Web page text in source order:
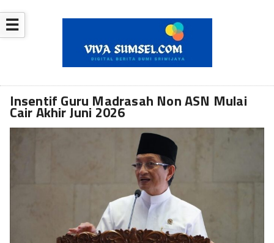
☰
Insentif Guru Madrasah Non ASN Mulai
Cair Akhir Juni 2026